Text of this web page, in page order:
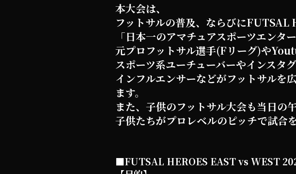
本大会は、
フットサルの普及、ならびにFUTSAL
「日本一のアマチュアスポーツエンタ
元プロフットサル選手(Fリーグ)や
スポーツ系ユーチューバーやインスタ
インフルエンサーなどがフットサルを
ます。
また、子供のフットサル大会も当日の
子供たちがプロレベルのピッチで試合
■FUTSAL HEROES EAST vs WEST